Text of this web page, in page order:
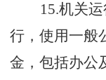
15.机关
行，使用一般
金，包括办公